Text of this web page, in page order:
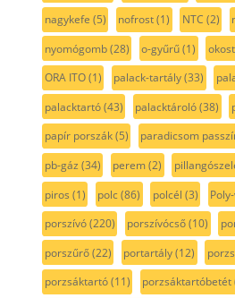
nagykefe (5) nofrost(1) NTC (2)
nyomógomb(28) o-gyűrű(1)
ORA ITO(1) palack-tartály(33)
palacktartó(43) palacktároló(38)
papír porszák(5) paradicsom
pb-gáz (34) perem(2)
piros (1) polc(86) polcél (3)
porszívó(220) porszívócső(10)
porszűrő(22) portartály(12)
porzsáktartó(11) porzsáktartóbetét